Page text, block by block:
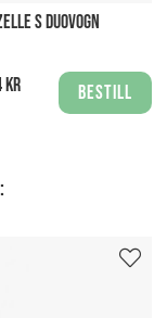
S DUOVOGN
kr Bestill